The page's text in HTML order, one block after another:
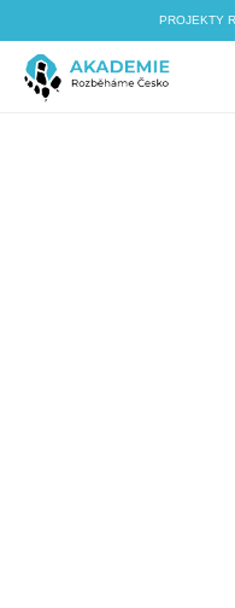
PROJEKTY